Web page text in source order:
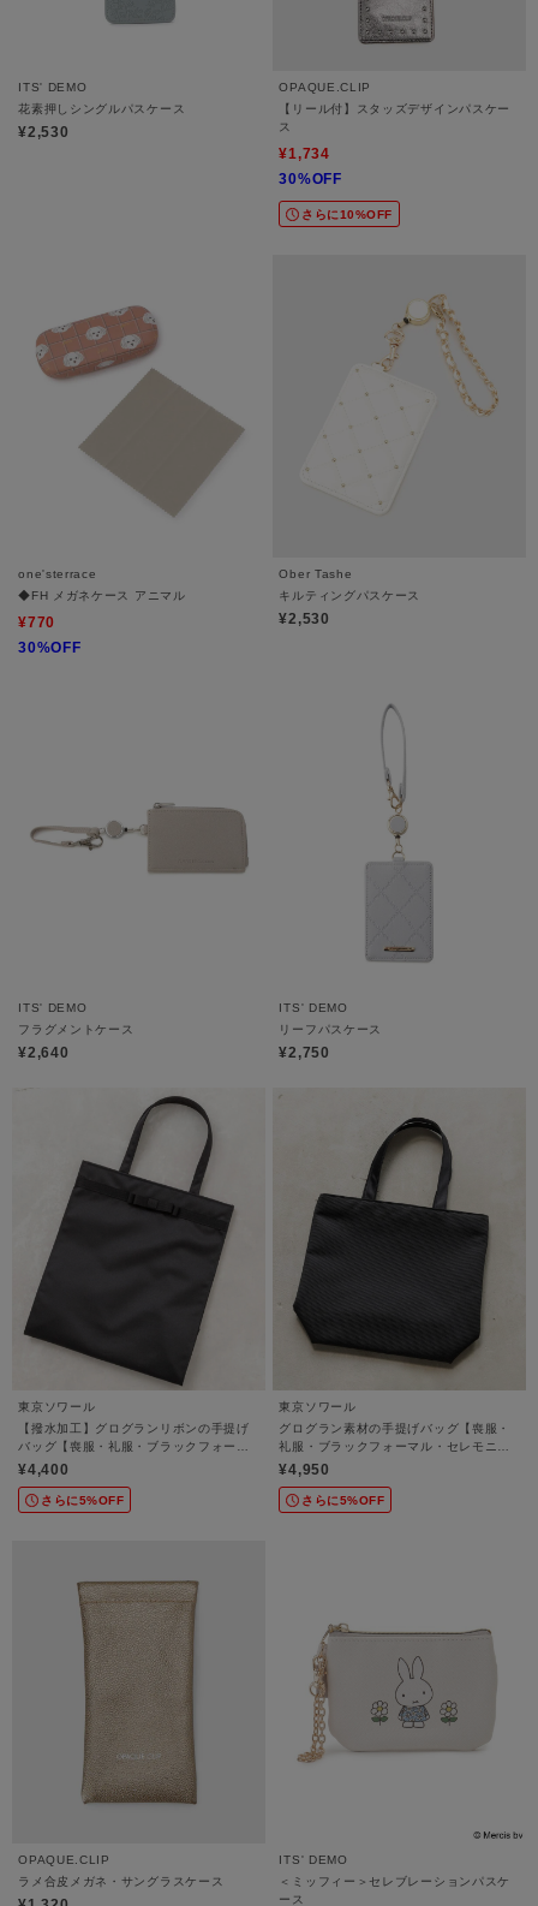
ITS' DEMO
花素押しシングルパスケース
¥2,530
OPAQUE.CLIP
【リール付】スタッズデザインパスケー
ス
¥1,734
30%OFF
さらに10%OFF
one'sterrace
◆FH メガネケース アニマル
¥770
30%OFF
Ober Tashe
キルティングパスケース
¥2,530
ITS' DEMO
フラグメントケース
¥2,640
ITS' DEMO
リーフパスケース
¥2,750
東京ソワール
【撥水加工】グログランリボンの手提げ
バッグ【喪服・礼服・ブラックフォーマ
ル・セレモニー・学校行事・お受験】
¥4,400
さらに5%OFF
東京ソワール
グログラン素材の手提げバッグ【喪服・
礼服・ブラックフォーマル・セレモニ
ー・学校行事】
¥4,950
さらに5%OFF
OPAQUE.CLIP
ラメ合皮メガネ・サングラスケース
ITS' DEMO
＜ミッフィー＞セレブレーションパスケ
ース